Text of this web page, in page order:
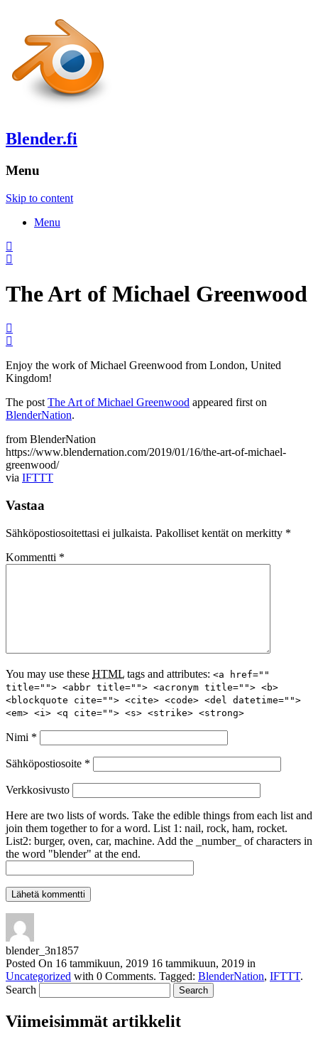
Blender.fi
Menu
Skip to content
Menu
The Art of Michael Greenwood
Enjoy the work of Michael Greenwood from London, United
Kingdom!
The postThe Art of Michael Greenwood appeared first on
BlenderNation.
from BlenderNation
https://www.blendernation.com/2019/01/16/the-art-of-michael-
greenwood/
via IFTTT
Vastaa
Sähköpostiosoitettasi ei julkaista. Pakolliset kentät on merkitty *
Kommentti *
You may use these HTML tags and attributes: <a href=""
title=""> <abbr title=""> <acronym title=""> <b>
<blockquote cite=""> <cite> <code> <del datetime="">
<em> <i> <q cite=""> <s> <strike> <strong>
Nimi *
Sähköpostiosoite *
Verkkosivusto
Here are two lists of words. Take the edible things from each list and
join them together to for a word. List 1: nail, rock, ham, rocket.
List2: burger, oven, car, machine. Add the _number_ of characters in
the word "blender" at the end.
blender_3n1857
Posted On 16 tammikuun, 2019 16 tammikuun, 2019 in
Uncategorized with 0 Comments. Tagged: BlenderNation, IFTTT.
Search
Viimeisimmät artikkelit